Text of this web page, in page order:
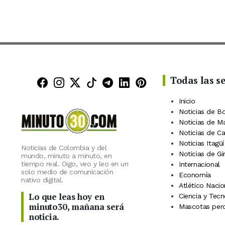
Minuto30 en Facebook
Minuto30 en Instagram
Minuto30 en X (Twitter)
Minuto30 en TikTok
Canal de Minuto30 en
Minuto30 en
Minuto30 en
Noticias de Colombia y del
mundo, minuto a minuto, en
tiempo real. Oigo, veo y leo en un
solo medio de comunicación
nativo digital.
Lo que leas hoy en
minuto30, mañana será
noticia.
Todas las
Inicio
Noticias de
Noticias de
Noticias de
Noticias Itagüí
Noticias de
Internacional
Economía
Atlético
Ciencia y
Mascotas